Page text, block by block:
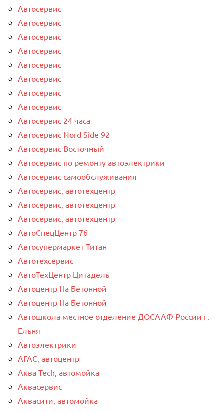
Автосервис
Автосервис
Автосервис
Автосервис
Автосервис
Автосервис
Автосервис
Автосервис
Автосервис 24 часа
Автосервис Nord Side 92
Автосервис Восточный
Автосервис по ремонту автоэлектрики
Автосервис самообслуживания
Автосервис, автотехцентр
Автосервис, автотехцентр
Автосервис, автотехцентр
АвтоСпецЦентр 76
Автосупермаркет Титан
Автотехсервис
АвтоТехЦентр Цитадель
Автоцентр На Бетонной
Автоцентр На Бетонной
Автошкола местное отделение ДОСААФ России г.
Ельня
Автоэлектрики
АГАС, автоцентр
Аква Tech, автомойка
Аквасервис
Аквасити, автомойка